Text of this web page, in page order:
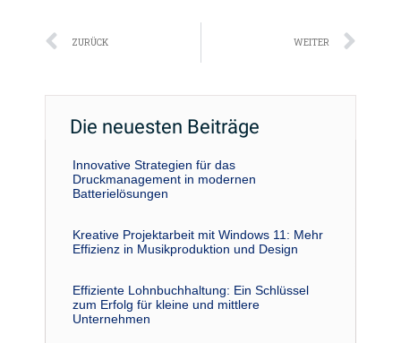
Zurück
ZURÜCK WEITER
Die neuesten Beiträge
Innovative Strategien für das
Druckmanagement in modernen
Batterielösungen
Kreative Projektarbeit mit Windows 11: Mehr
Effizienz in Musikproduktion und Design
Effiziente Lohnbuchhaltung: Ein Schlüssel
zum Erfolg für kleine und mittlere
Unternehmen